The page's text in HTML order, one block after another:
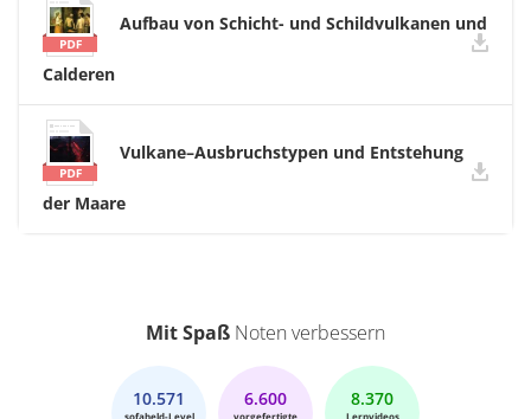
Aufbau von Schicht- und Schildvulkanen und
Calderen
Vulkane–Ausbruchstypen und Entstehung
der Maare
Mit Spaß Noten verbessern
10.571
sofaheld-Level
6.600
vorgefertigte
8.370
Lernvideos